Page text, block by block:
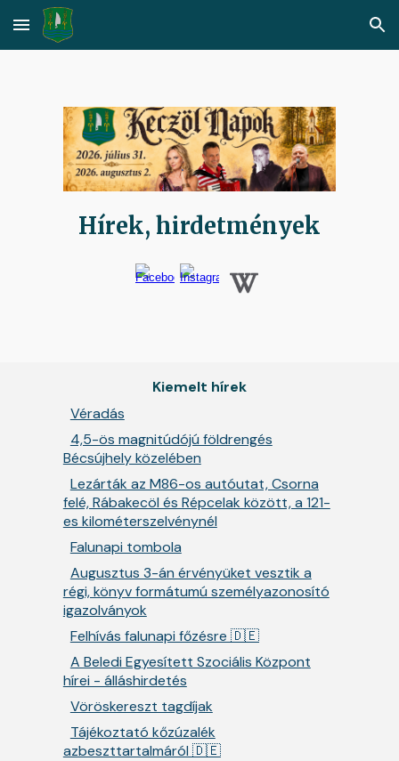
Skip to main content Skip to navigation
Hírek, hirdetmények
Kiemelt hírek
Véradás
4,5-ös magnitúdójú földrengés
Bécsújhely közelében
Lezárták az M86-os autóutat, Csorna
felé, Rábakecöl és Répcelak között, a 121-
es kilométerszelvénynél
Falunapi tombola
Augusztus 3-án érvényüket vesztik a
régi, könyv formátumú személyazonosító
igazolványok
Felhívás falunapi főzésre 🇩🇪
A Beledi Egyesített Szociális Központ
hírei - álláshirdetés
Vöröskereszt tagdíjak
Tájékoztató kőzúzalék
azbeszttartalmáról 🇩🇪